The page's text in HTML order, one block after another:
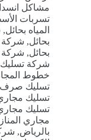
مشاكل
تسربات
المياه بحائل,
بحائل, شركة
بحائل, شركة
شركة تسليك
خطوط
تسليك صرف
تسليك
تسليك
مجاري
بالرياض,